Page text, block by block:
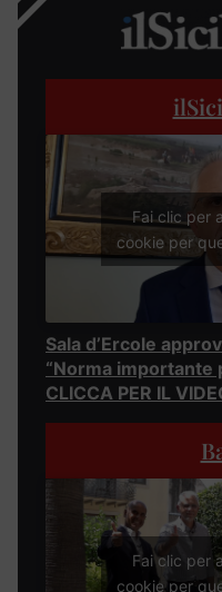
Fai clic per
cookie per
Sala d’Ercole
“Norma importante
CLICCA PER IL
Fai clic per
cookie per